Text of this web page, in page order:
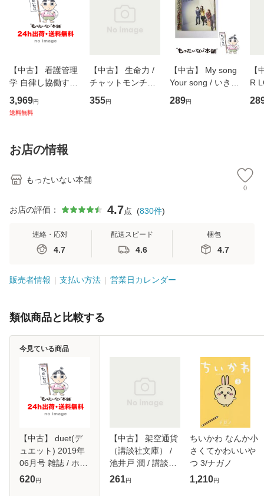
【中古】 看護管理
学 自律し協働する
専門職の看護マネ
ジメントスキル 改
恵 藤本幸三 / 南江
堂 [単行
3,969円
送料無料
【中古】 生命力 /
チャットモンチー /
キューンレコード
[CD]【メール便送
355円
【中古】 My song
Your song / いきも
のがかり / [CD]
【メール便送料無
289円
【
R
産
お店の情報
もったいない本舗
0
お店の評価： 4.7点 (830件)
連絡・応対
4.7
配送スピード
4.6
梱包
4.7
販売者情報 支払い方法 営業日カレンダー
類似商品と比較する
【中古】 duet(デ
ュエット) 2019年
06月号 雑誌 / ホー
ム社 [雑誌]【メー
620円
今見ている商品
【中古】 架空通貨
（講談社文庫） /
池井戸 潤 / 講談社
[文庫]【メール便送
261円
ちいかわ なんか小
さくてかわいいや
つ 3/ナガノ
1,210円